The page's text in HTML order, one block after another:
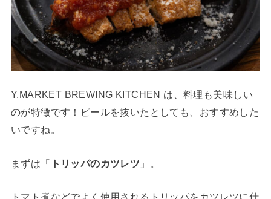
Y.MARKET BREWING KITCHEN は、料理も美味しい
のが特徴です！ビールを抜いたとしても、おすすめした
いですね。
まずは「 トリッパのカツレツ 」。
トマト煮などでよく使用されるトリッパをカツレツに仕